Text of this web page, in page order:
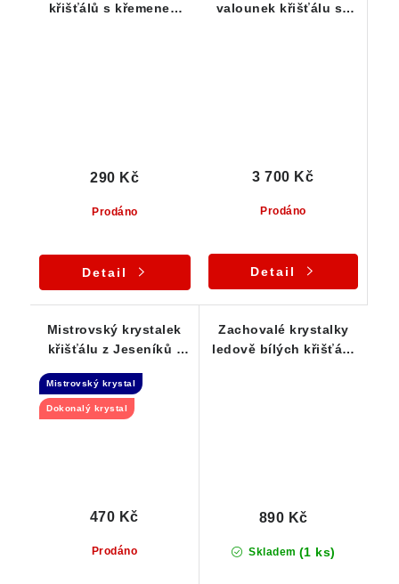
křišťálů s křemenem
Prodáno
290 Kč
Detail
valounek křišťálu se
Prodáno
3 700 Kč
Detail
Mistrovský krystalek
křišťálu z Jeseníků -
Mistrovský krystal
Dokonalý krystal
Prodáno
470 Kč
Zachovalé krystalky
ledově bílých křišťálů
Skladem (1 ks)
890 Kč